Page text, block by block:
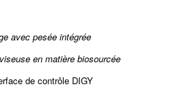
avec pesée intégrée
en matière biosourcée
de contrôle DIGY